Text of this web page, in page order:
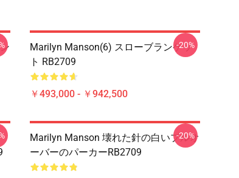
Marilyn Manson(6) スローブランケッ
ト RB2709
￥493,000 - ￥942,500
-20%
Marilyn Manson 壊れた針の白いプルオ
ーバーのパーカーRB2709
-20%